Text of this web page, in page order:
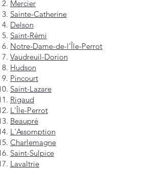
Mercier
Sainte-Catherine
Delson
Saint-Rémi
Notre-Dame-de-l'Île-Perrot
Vaudreuil-Dorion
Hudson
Pincourt
Saint-Lazare
Rigaud
L'Île-Perrot
Beaupré
L'Assomption
Charlemagne
Saint-Sulpice
Lavaltrie